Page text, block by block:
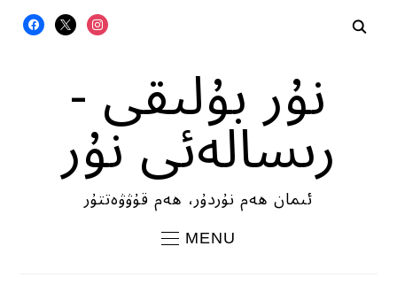
FACEBOOK
X INSTAGRAM
نۇر بۇلىقى -
رىسالەئى نۇر
ئىمان ھەم نۇردۇر، ھەم قۇۋۋەتتۇر
MENU